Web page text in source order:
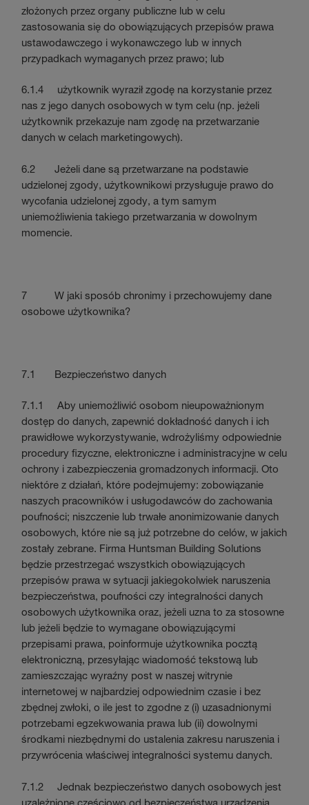
złożonych przez organy publiczne lub w celu
zastosowania się do obowiązujących przepisów prawa
ustawodawczego i wykonawczego lub w innych
przypadkach wymaganych przez prawo; lub
6.1.4 użytkownik wyraził zgodę na korzystanie przez
nas z jego danych osobowych w tym celu (np. jeżeli
użytkownik przekazuje nam zgodę na przetwarzanie
danych w celach marketingowych).
6.2 Jeżeli dane są przetwarzane na podstawie
udzielonej zgody, użytkownikowi przysługuje prawo do
wycofania udzielonej zgody, a tym samym
uniemożliwienia takiego przetwarzania w dowolnym
momencie.
7 W jaki sposób chronimy i przechowujemy dane
osobowe użytkownika?
7.1 Bezpieczeństwo danych
7.1.1 Aby uniemożliwić osobom nieupoważnionym
dostęp do danych, zapewnić dokładność danych i ich
prawidłowe wykorzystywanie, wdrożyliśmy odpowiednie
procedury fizyczne, elektroniczne i administracyjne w celu
ochrony i zabezpieczenia gromadzonych informacji. Oto
niektóre z działań, które podejmujemy: zobowiązanie
naszych pracowników i usługodawców do zachowania
poufności; niszczenie lub trwałe anonimizowanie danych
osobowych, które nie są już potrzebne do celów, w jakich
zostały zebrane. Firma Huntsman Building Solutions
będzie przestrzegać wszystkich obowiązujących
przepisów prawa w sytuacji jakiegokolwiek naruszenia
bezpieczeństwa, poufności czy integralności danych
osobowych użytkownika oraz, jeżeli uzna to za stosowne
lub jeżeli będzie to wymagane obowiązującymi
przepisami prawa, poinformuje użytkownika pocztą
elektroniczną, przesyłając wiadomość tekstową lub
zamieszczając wyraźny post w naszej witrynie
internetowej w najbardziej odpowiednim czasie i bez
zbędnej zwłoki, o ile jest to zgodne z (i) uzasadnionymi
potrzebami egzekwowania prawa lub (ii) dowolnymi
środkami niezbędnymi do ustalenia zakresu naruszenia i
przywrócenia właściwej integralności systemu danych.
7.1.2 Jednak bezpieczeństwo danych osobowych jest